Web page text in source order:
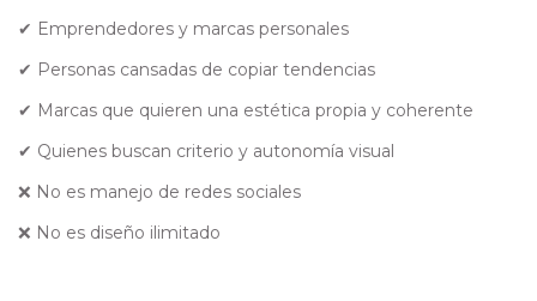
✔ Emprendedores y marcas personales
✔ Personas cansadas de copiar tendencias
✔ Marcas que quieren una estética propia y coherente
✔ Quienes buscan criterio y autonomía visual
❌ No es manejo de redes sociales
❌ No es diseño ilimitado